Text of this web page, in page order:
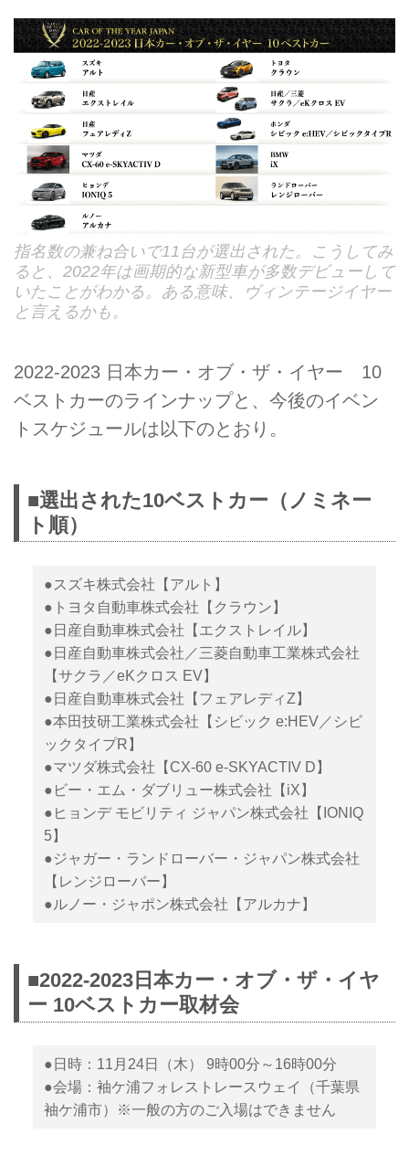
指名数の兼ね合いで11台が選出された。こうしてみ
ると、2022年は画期的な新型車が多数デビューして
いたことがわかる。ある意味、ヴィンテージイヤー
と言えるかも。
2022-2023 日本カー・オブ・ザ・イヤー 10
ベストカーのラインナップと、今後のイベン
トスケジュールは以下のとおり。
■選出された10ベストカー（ノミネー
ト順）
●スズキ株式会社【アルト】
●トヨタ自動車株式会社【クラウン】
●日産自動車株式会社【エクストレイル】
●日産自動車株式会社／三菱自動車工業株式会社
【サクラ／eKクロス EV】
●日産自動車株式会社【フェアレディZ】
●本田技研工業株式会社【シビック e:HEV／シビ
ックタイプR】
●マツダ株式会社【CX-60 e-SKYACTIV D】
●ビー・エム・ダブリュー株式会社【iX】
●ヒョンデ モビリティ ジャパン株式会社【IONIQ
5】
●ジャガー・ランドローバー・ジャパン株式会社
【レンジローバー】
●ルノー・ジャポン株式会社【アルカナ】
■2022-2023日本カー・オブ・ザ・イヤ
ー 10ベストカー取材会
●日時：11月24日（木） 9時00分～16時00分
●会場：袖ケ浦フォレストレースウェイ（千葉県
袖ケ浦市）※一般の方のご入場はできません